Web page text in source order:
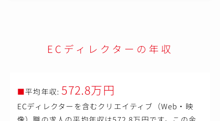
ECディレクターの年収
■平均年収: 572.8万円
ECディレクターを含むクリエイティブ（Web・映